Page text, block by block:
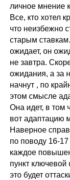
личное мнение
Все, кто хотел
что неизбежно
старым
ожидает, он
не завтра.
ожидания, а за
начнут , по
этом смысле
Она идет, в том
вот адаптацию
Наверное
по поводу 16-
каждое
пункт ключевой
это будет